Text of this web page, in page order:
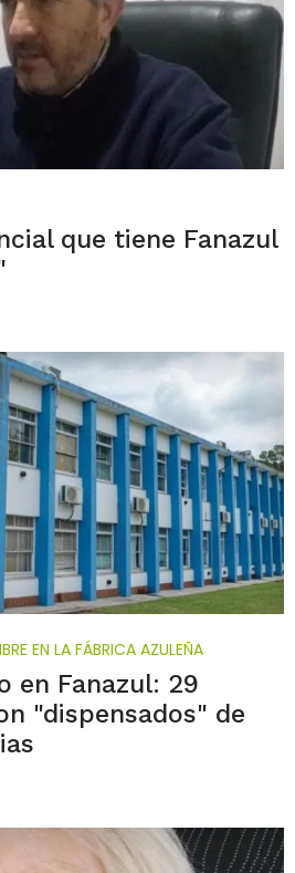
que tiene Fanazul
EN LA FÁBRICA AZULEÑA
en Fanazul: 29
"dispensados" de